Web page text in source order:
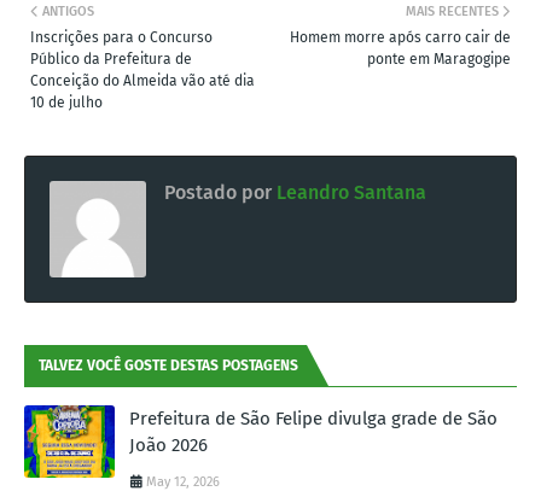
MAIS RECENTES
Homem morre após carro cair de
ponte em Maragogipe
ANTIGOS
Inscrições para o Concurso
Público da Prefeitura de
Conceição do Almeida vão até dia
10 de julho
Postado por Leandro Santana
TALVEZ VOCÊ GOSTE DESTAS POSTAGENS
Prefeitura de São Felipe divulga grade de São
João 2026
May 12, 2026